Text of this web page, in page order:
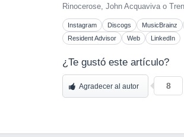
Rinocerose, John Acquaviva o
Instagram Discogs MusicBrainz
Resident Advisor
Web LinkedIn
¿Te gustó este artículo?
Agradecer al autor 8